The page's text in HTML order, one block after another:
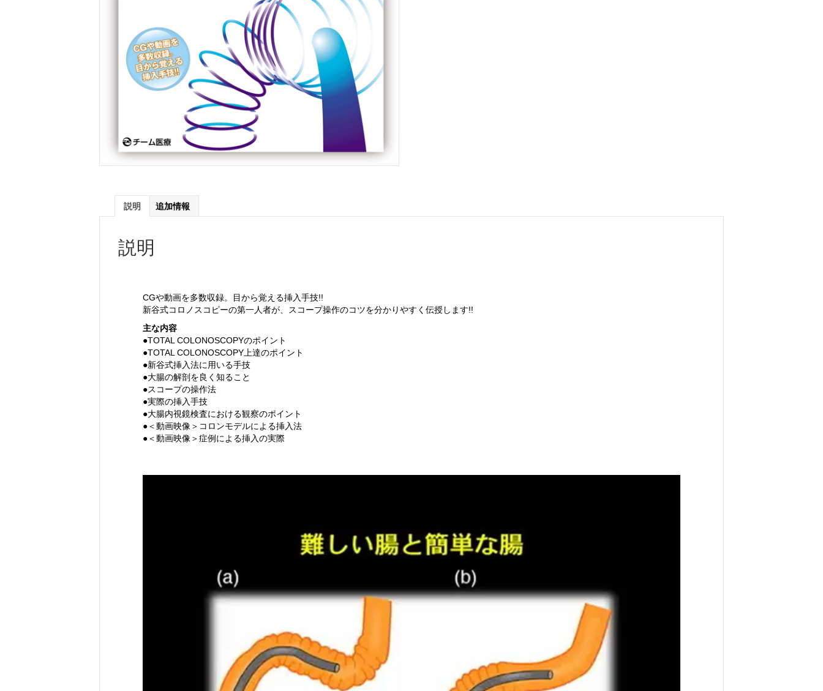
説明 追加情報
説明
CGや動画を多数収録。目から覚える挿入手技!!
新谷式コロノスコピーの第一人者が、スコープ操作のコツを分かりやすく伝授します!!
主な内容
●TOTAL COLONOSCOPYのポイント
●TOTAL COLONOSCOPY上達のポイント
●新谷式挿入法に用いる手技
●大腸の解剖を良く知ること
●スコープの操作法
●実際の挿入手技
●大腸内視鏡検査における観察のポイント
●＜動画映像＞コロンモデルによる挿入法
●＜動画映像＞症例による挿入の実際